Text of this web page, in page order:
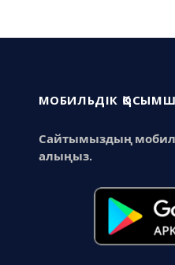
МОБИЛЬДІК
Сайтымыздың
алыңыз.